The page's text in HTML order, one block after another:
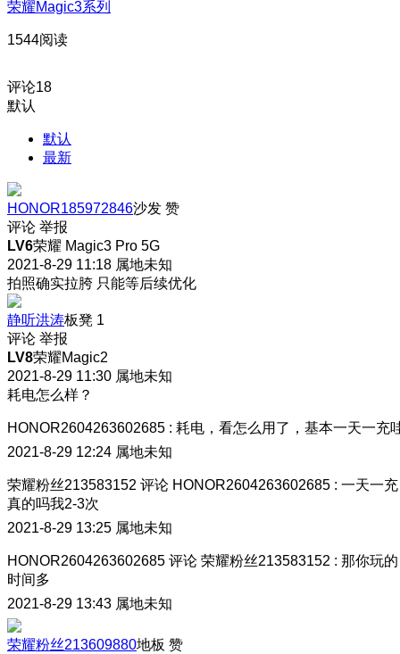
荣耀Magic3系列
1544阅读
评论18
默认
默认
最新
HONOR185972846沙发 赞
评论 举报
LV6荣耀 Magic3 Pro 5G
2021-8-29 11:18 属地未知
拍照确实拉胯 只能等后续优化
静听洪涛板凳 1
评论 举报
LV8荣耀Magic2
2021-8-29 11:30 属地未知
耗电怎么样？
HONOR2604263602685 : 耗电，看怎么用了，基本一天一充
2021-8-29 12:24 属地未知
荣耀粉丝213583152 评论 HONOR2604263602685 : 一天一充
真的吗我2-3次
2021-8-29 13:25 属地未知
HONOR2604263602685 评论 荣耀粉丝213583152 : 那你玩的
时间多
2021-8-29 13:43 属地未知
荣耀粉丝213609880地板 赞